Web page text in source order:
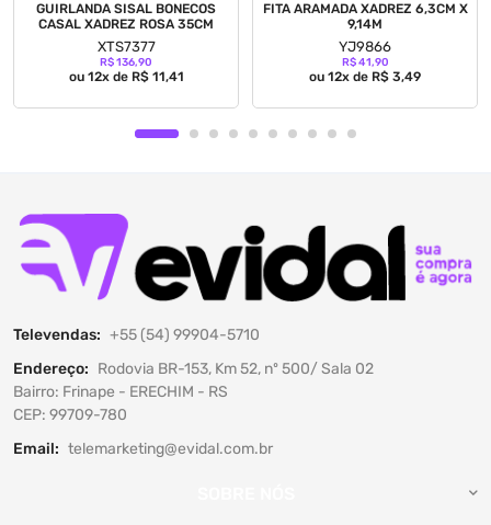
GUIRLANDA SISAL BONECOS
CASAL XADREZ ROSA 35CM
XTS7377
R$ 136,90
ou 12x de R$ 11,41
FITA ARAMADA XADREZ 6,3CM X
9,14M
YJ9866
R$ 41,90
ou 12x de R$ 3,49
Televendas: +55 (54) 99904-5710
Endereço: Rodovia BR-153, Km 52, nº 500/ Sala 02
Bairro: Frinape - ERECHIM - RS
CEP: 99709-780
Email: telemarketing@evidal.com.br